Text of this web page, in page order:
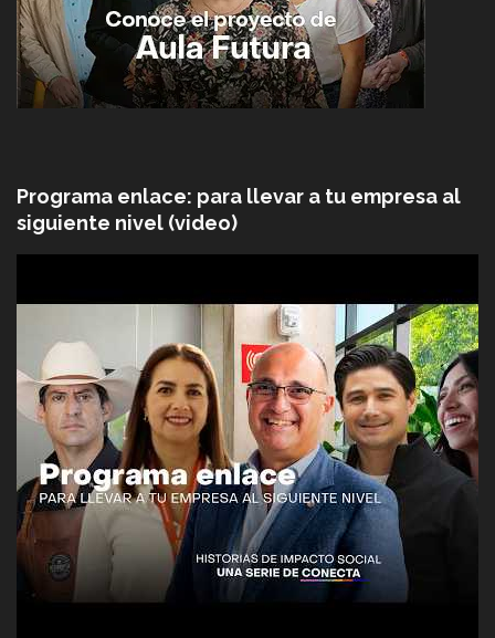
Programa enlace: para llevar a tu empresa al
siguiente nivel (video)